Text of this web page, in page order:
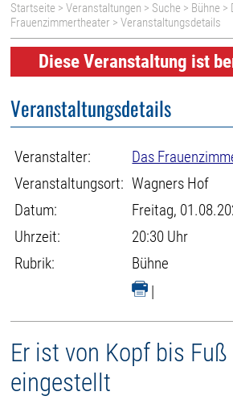
Startseite >Veranstaltungen > Suche > Bühne >
Frauenzimmertheater > Veranstaltungsdetails
Diese Veranstaltung ist
Veranstaltungsdetails
Veranstalter:
Das
Veranstaltungsort: Wagners Hof
Datum:
Freitag,
Uhrzeit:
20:30 Uhr
Rubrik:
Bühne
|
Er ist von Kopf bis
eingestellt